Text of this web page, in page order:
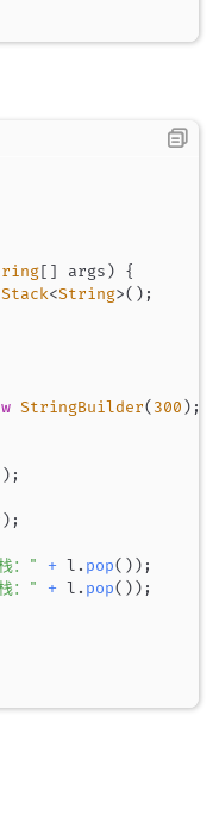
[ ] args )
{
Stack<String>( ) ;
StringBuilder( 300 ) ;
) ;
) ;
：" + l . pop( ) ) ;
：" + l . pop( ) ) ;